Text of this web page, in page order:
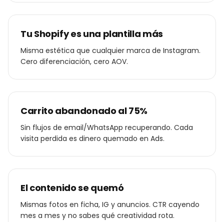
Tu Shopify es una plantilla más
Misma estética que cualquier marca de Instagram.
Cero diferenciación, cero AOV.
Carrito abandonado al 75%
Sin flujos de email/WhatsApp recuperando. Cada
visita perdida es dinero quemado en Ads.
El contenido se quemó
Mismas fotos en ficha, IG y anuncios. CTR cayendo
mes a mes y no sabes qué creatividad rota.